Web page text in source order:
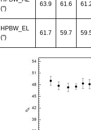
(")
63.9 61.6
HPBW_EL
(")
61.7 59.7